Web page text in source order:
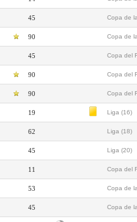
45 Copa de
90 Copa de
45 Copa del
90 Copa del
90 Copa del
19 Liga (16)
62 Liga (18)
45 Liga (20)
11 Copa del
53 Copa de
45 Copa de